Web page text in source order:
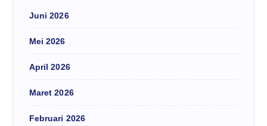
Juni 2026
Mei 2026
April 2026
Maret 2026
Februari 2026